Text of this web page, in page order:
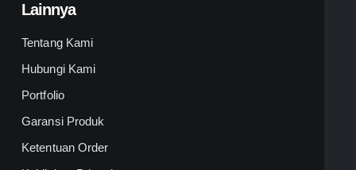
Lainnya
Tentang Kami
Hubungi Kami
Portfolio
Garansi Produk
Ketentuan Order